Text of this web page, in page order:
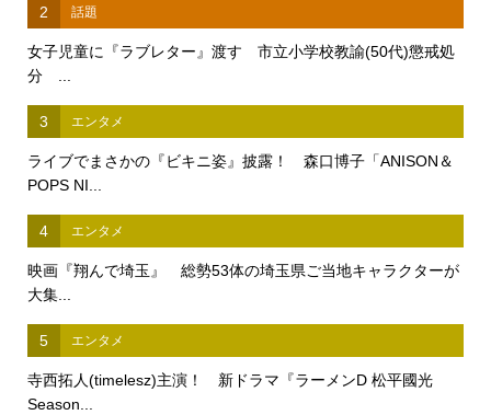
2 話題
女子児童に『ラブレター』渡す 市立小学校教諭(50代)懲戒処
分 ...
3 エンタメ
ライブでまさかの『ビキニ姿』披露！ 森口博子「ANISON＆
POPS NI...
4 エンタメ
映画『翔んで埼玉』 総勢53体の埼玉県ご当地キャラクターが
大集...
5 エンタメ
寺西拓人(timelesz)主演！ 新ドラマ『ラーメンD 松平國光
Season...